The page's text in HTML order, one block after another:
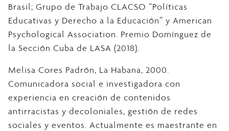
Brasil; Grupo de Trabajo CLACSO “Políticas
Educativas y Derecho a la Educación” y American
Psychological Association. Premio Domínguez de
la Sección Cuba de LASA (2018).
Melisa Cores Padrón, La Habana, 2000.
Comunicadora social e investigadora con
experiencia en creación de contenidos
antirracistas y decoloniales, gestión de redes
sociales y eventos. Actualmente es maestrante en